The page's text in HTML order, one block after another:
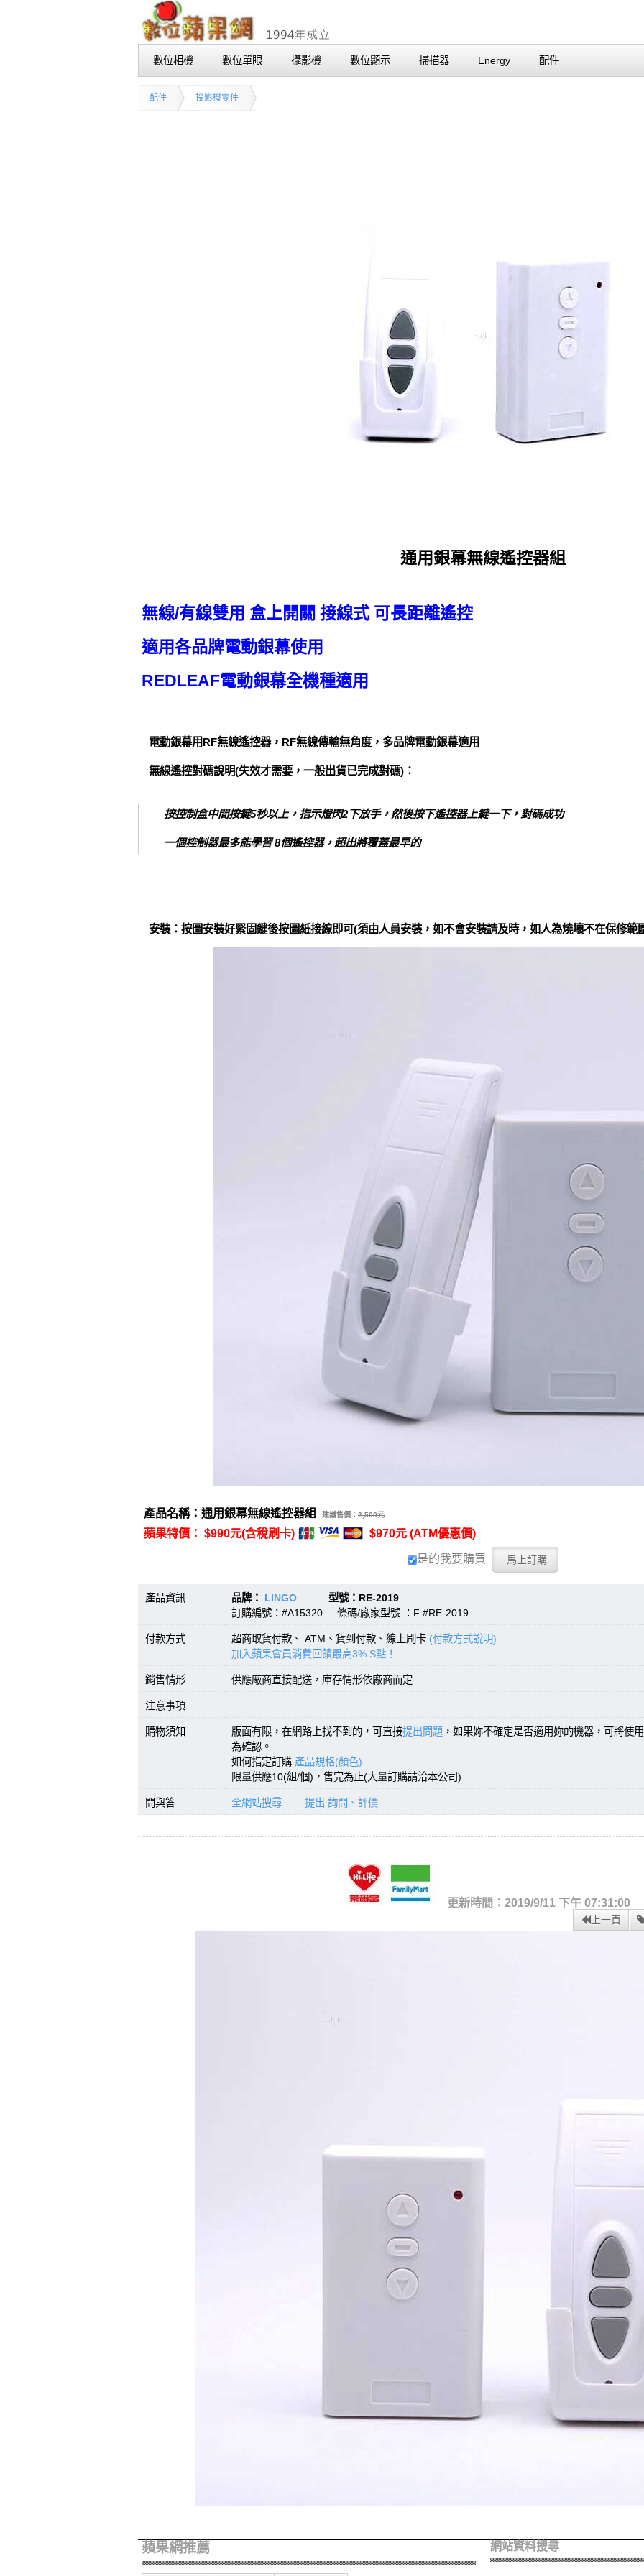
數位相機 數位單眼 攝影機 數位顯示 掃描器 Energy 配件
配件 投影機零件
通用銀幕無線遙控器組
無線/有線雙用 盒上開關 接線式 可長距離遙控
適用各品牌電動銀幕使用
REDLEAF電動銀幕全機種適用
電動銀幕用RF無線遙控器，RF無線傳輸無角度，多品牌電動銀幕適用
無線遙控對碼說明(失效才需要，一般出貨已完成對碼)：
按控制盒中間按鍵5秒以上，指示燈閃2下放手，然後按下遙控器上鍵一下，對碼成功
一個控制器最多能學習 8個遙控器，超出將覆蓋最早的
安裝：按圖安裝好緊固鍵後按圖紙接線即可(須由人員安裝，如不會安裝請及時，如人為燒壞不在保修範
產品名稱：通用銀幕無線遙控器組 建議售價： 2,500元
蘋果特價： $990元(含稅刷卡) $970元 (ATM優惠價)
是的我要購買
產品資訊 品牌： LINGO 型號：RE-2019
訂購編號：#A15320 條碼/廠家型號 ：F #RE-2019
付款方式 超商取貨付款、 ATM、貨到付款、線上刷卡 (付款方式說明)
加入蘋果會員消費回饋最高3% S點！
銷售情形 供應廠商直接配送，庫存情形依廠商而定
注意事項
購物須知 版面有限，在網路上找不到的，可直接提出問題 ，如果妳不確定是否適用妳的機器，可將使
為確認。
如何指定訂購 產品規格(顏色)
限量供應10(組/個)，售完為止(大量訂購請洽本公司)
問與答 全網站搜尋 提出 詢問、評價
更新時間：2019/9/11 下午 07:31:00
上一頁
蘋果網推薦 網站資料搜尋